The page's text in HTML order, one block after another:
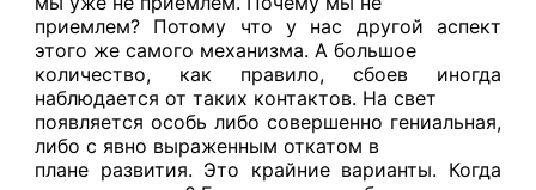
приемлем? Потому что у нас другой аспект
этого же самого механизма. А большое
количество, как правило, сбоев иногда
наблюдается от таких контактов. На свет
появляется особь либо совершенно гениальная,
либо с явно выраженным откатом в
плане развития. Это крайние варианты. Когда